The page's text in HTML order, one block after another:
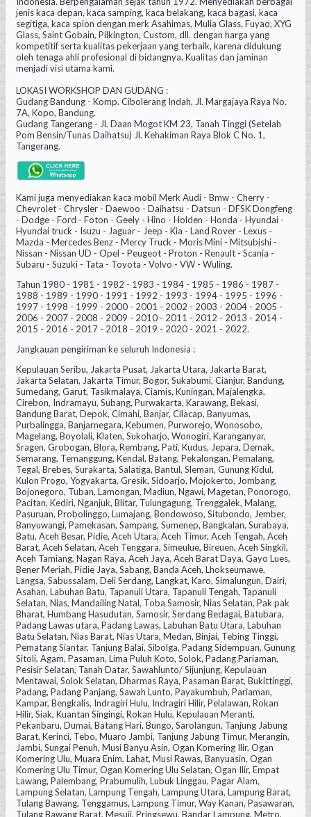
jenis kaca depan, kaca samping, kaca belakang, kaca bagasi, kaca
segitiga, kaca spion dengan merk Asahimas, Mulia Glass, Fuyao, XYG
Glass, Saint Gobain, Pilkington, Custom, dll. dengan harga yang
kompetitif serta kualitas pekerjaan yang terbaik, karena didukung
oleh tenaga ahli profesional di bidangnya. Kualitas dan jaminan
menjadi visi utama kami.
LOKASI WORKSHOP DAN GUDANG :
Gudang Bandung - Komp. Cibolerang Indah, Jl. Margajaya Raya No.
7A, Kopo, Bandung.
Gudang Tangerang - Jl. Daan Mogot KM 23, Tanah Tinggi (Setelah
Pom Bensin/Tunas Daihatsu) Jl. Kehakiman Raya Blok C No. 1,
Tangerang.
Kami juga menyediakan kaca mobil Merk Audi - Bmw - Cherry -
Chevrolet - Chrysler - Daewoo - Daihatsu - Datsun - DFSK Dongfeng
- Dodge - Ford - Foton - Geely - Hino - Holden - Honda - Hyundai -
Hyundai truck - Isuzu - Jaguar - Jeep - Kia - Land Rover - Lexus -
Mazda - Mercedes Benz - Mercy Truck - Moris Mini - Mitsubishi -
Nissan - Nissan UD - Opel - Peugeot - Proton - Renault - Scania -
Subaru - Suzuki - Tata - Toyota - Volvo - VW - Wuling.
Tahun 1980 - 1981 - 1982 - 1983 - 1984 - 1985 - 1986 - 1987 -
1988 - 1989 - 1990 - 1991 - 1992 - 1993 - 1994 - 1995 - 1996 -
1997 - 1998 - 1999 - 2000 - 2001 - 2002 - 2003 - 2004 - 2005 -
2006 - 2007 - 2008 - 2009 - 2010 - 2011 - 2012 - 2013 - 2014 -
2015 - 2016 - 2017 - 2018 - 2019 - 2020 - 2021 - 2022.
Jangkauan pengiriman ke seluruh Indonesia :
Kepulauan Seribu, Jakarta Pusat, Jakarta Utara, Jakarta Barat,
Jakarta Selatan, Jakarta Timur, Bogor, Sukabumi, Cianjur, Bandung,
Sumedang, Garut, Tasikmalaya, Ciamis, Kuningan, Majalengka,
Cirebon, Indramayu, Subang, Purwakarta, Karawang, Bekasi,
Bandung Barat, Depok, Cimahi, Banjar, Cilacap, Banyumas,
Purbalingga, Banjarnegara, Kebumen, Purworejo, Wonosobo,
Magelang, Boyolali, Klaten, Sukoharjo, Wonogiri, Karanganyar,
Sragen, Grobogan, Blora, Rembang, Pati, Kudus, Jepara, Demak,
Semarang, Temanggung, Kendal, Batang, Pekalongan, Pemalang,
Tegal, Brebes, Surakarta, Salatiga, Bantul, Sleman, Gunung Kidul,
Kulon Progo, Yogyakarta, Gresik, Sidoarjo, Mojokerto, Jombang,
Bojonegoro, Tuban, Lamongan, Madiun, Ngawi, Magetan, Ponorogo,
Pacitan, Kediri, Nganjuk, Blitar, Tulungagung, Trenggalek, Malang,
Pasuruan, Probolinggo, Lumajang, Bondowoso, Situbondo, Jember,
Banyuwangi, Pamekasan, Sampang, Sumenep, Bangkalan, Surabaya,
Batu, Aceh Besar, Pidie, Aceh Utara, Aceh Timur, Aceh Tengah, Aceh
Barat, Aceh Selatan, Aceh Tenggara, Simeulue, Bireuen, Aceh Singkil,
Aceh Tamiang, Nagan Raya, Aceh Jaya, Aceh Barat Daya, Gayo Lues,
Bener Meriah, Pidie Jaya, Sabang, Banda Aceh, Lhokseumawe,
Langsa, Sabussalam, Deli Serdang, Langkat, Karo, Simalungun, Dairi,
Asahan, Labuhan Batu, Tapanuli Utara, Tapanuli Tengah, Tapanuli
Selatan, Nias, Mandailing Natal, Toba Samosir, Nias Selatan, Pak pak
Bharat, Humbang Hasudutan, Samosir, Serdang Bedagai, Batubara,
Padang Lawas utara, Padang Lawas, Labuhan Batu Utara, Labuhan
Batu Selatan, Nias Barat, Nias Utara, Medan, Binjai, Tebing Tinggi,
Pematang Siantar, Tanjung Balai, Sibolga, Padang Sidempuan, Gunung
Sitoli, Agam, Pasaman, Lima Puluh Koto, Solok, Padang Pariaman,
Pesisir Selatan, Tanah Datar, Sawahlunto/ Sijunjung, Kepulauan
Mentawai, Solok Selatan, Dharmas Raya, Pasaman Barat, Bukittinggi,
Padang, Padang Panjang, Sawah Lunto, Payakumbuh, Pariaman,
Kampar, Bengkalis, Indragiri Hulu, Indragiri Hilir, Pelalawan, Rokan
Hilir, Siak, Kuantan Singingi, Rokan Hulu, Kepulauan Meranti,
Pekanbaru, Dumai, Batang Hari, Bungo, Sarolangun, Tanjung Jabung
Barat, Kerinci, Tebo, Muaro Jambi, Tanjung Jabung Timur, Merangin,
Jambi, Sungai Penuh, Musi Banyu Asin, Ogan Komering Ilir, Ogan
Komering Ulu, Muara Enim, Lahat, Musi Rawas, Banyuasin, Ogan
Komering Ulu Timur, Ogan Komering Ulu Selatan, Ogan Ilir, Empat
Lawang, Palembang, Prabumulih, Lubuk Linggau, Pagar Alam,
Lampung Selatan, Lampung Tengah, Lampung Utara, Lampung Barat,
Tulang Bawang, Tenggamus, Lampung Timur, Way Kanan, Pasawaran,
Tulang Bawang Barat, Mesuji, Pringsewu, Bandar Lampung, Metro,